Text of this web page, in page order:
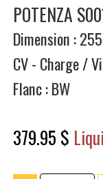
POTENZA
Dimension :
CV - Charge /
Flanc : BW
379.95 $